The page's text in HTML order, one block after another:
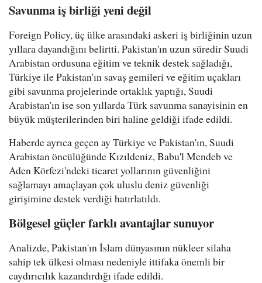
Savunma iş birliği yeni değil
Foreign Policy, üç ülke arasındaki askeri iş birliğinin uzun
yıllara dayandığını belirtti. Pakistan'ın uzun süredir Suudi
Arabistan ordusuna eğitim ve teknik destek sağladığı,
Türkiye ile Pakistan'ın savaş gemileri ve eğitim uçakları
gibi savunma projelerinde ortaklık yaptığı, Suudi
Arabistan'ın ise son yıllarda Türk savunma sanayisinin en
büyük müşterilerinden biri haline geldiği ifade edildi.
Haberde ayrıca geçen ay Türkiye ve Pakistan'ın, Suudi
Arabistan öncülüğünde Kızıldeniz, Babu'l Mendeb ve
Aden Körfezi'ndeki ticaret yollarının güvenliğini
sağlamayı amaçlayan çok uluslu deniz güvenliği
girişimine destek verdiği hatırlatıldı.
Bölgesel güçler farklı avantajlar sunuyor
Analizde, Pakistan'ın İslam dünyasının nükleer silaha
sahip tek ülkesi olması nedeniyle ittifaka önemli bir
caydırıcılık kazandırdığı ifade edildi.